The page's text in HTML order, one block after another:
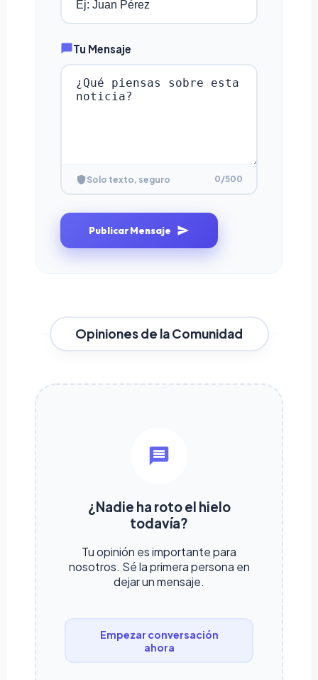
Tu Mensaje
Solo texto, seguro 0/500
Publicar Mensaje
Opiniones de la Comunidad
¿Nadie ha roto el hielo
todavía?
Tu opinión es importante para
nosotros. Sé la primera persona en
dejar un mensaje.
Empezar conversación
ahora